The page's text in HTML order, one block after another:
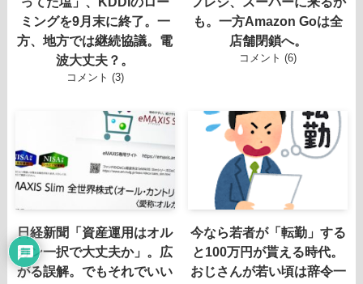
ミングを9月末に終了。一
方、地方では継続協議。電
波大丈夫？。
コメント (3)
も。一方Amazon Goは全
店舗閉鎖へ。
コメント (6)
日経新聞「資産運用はオル
カン一択で大丈夫か」。広
がる誤解。でもそれでいい
今なら若者が「転勤」する
と100万円が貰える時代。
おじさんが若い頃は辞令一